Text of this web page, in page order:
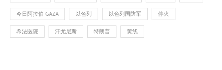
今日阿拉伯 GAZA 以色列 以色列国防军 停火
希法医院 汗尤尼斯 特朗普 黄线